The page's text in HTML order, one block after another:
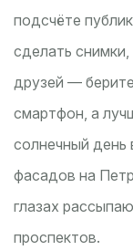
подсчёте
сделать
друзей —
смартфон, а
солнечный
фасадов на
глазах
проспектов.